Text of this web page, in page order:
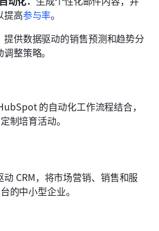
提高参与率。
提供数据驱动的销售预测和趋势分
整策略。
的自动化工作流程结合，
制培育活动。
CRM，将市场营销、销售和服
的中小型企业。